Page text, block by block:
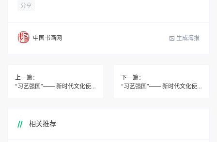
分享
中国书画网 生成海报
上一篇：
“习艺强国”―― 新时代文化使节颜成刚作品鉴赏
下一篇：
“习艺强国”―― 新时代文化使节覃非凡作品鉴赏
相关推荐